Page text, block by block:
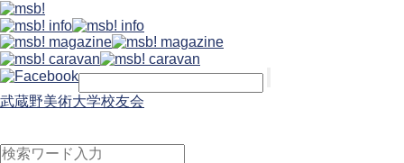
武蔵野美術大学校友会